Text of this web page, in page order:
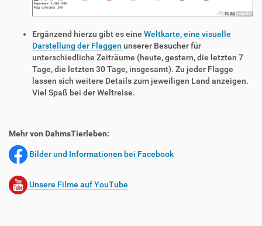
Ergänzend hierzu gibt es eine Weltkarte, eine visuelle
Darstellung der Flaggen unserer Besucher für
unterschiedliche Zeiträume (heute, gestern, die letzten 7
Tage, die letzten 30 Tage, insgesamt). Zu jeder Flagge
lassen sich weitere Details zum jeweiligen Land anzeigen.
Viel Spaß bei der Weltreise.
Mehr von DahmsTierleben:
Bilder und Informationen bei Facebook
Unsere Filme auf YouTube